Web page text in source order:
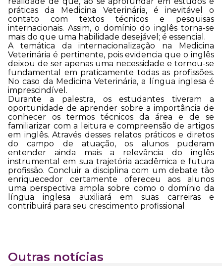
práticas da Medicina Veterinária, é inevitável o
contato com textos técnicos e pesquisas
internacionais. Assim, o domínio do inglês torna-se
mais do que uma habilidade desejável; é essencial.
A temática da internacionalização na Medicina
Veterinária é pertinente, pois evidencia que o inglês
deixou de ser apenas uma necessidade e tornou-se
fundamental em praticamente todas as profissões.
No caso da Medicina Veterinária, a língua inglesa é
imprescindível.
Durante a palestra, os estudantes tiveram a
oportunidade de aprender sobre a importância de
conhecer os termos técnicos da área e de se
familiarizar com a leitura e compreensão de artigos
em inglês. Através desses relatos práticos e diretos
do campo de atuação, os alunos puderam
entender ainda mais a relevância do inglês
instrumental em sua trajetória acadêmica e futura
profissão. Concluir a disciplina com um debate tão
enriquecedor certamente ofereceu aos alunos
uma perspectiva ampla sobre como o domínio da
língua inglesa auxiliará em suas carreiras e
contribuirá para seu crescimento profissional
Outras notícias